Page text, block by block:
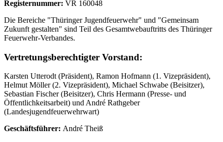
Registernummer: VR 160048
Die Bereiche "Thüringer Jugendfeuerwehr" und "Gemeinsam
Zukunft gestalten" sind Teil des Gesamtwebauftritts des Thüringer
Feuerwehr-Verbandes.
Vertretungsberechtigter Vorstand:
Karsten Utterodt (Präsident), Ramon Hofmann (1. Vizepräsident),
Helmut Möller (2. Vizepräsident), Michael Schwabe (Beisitzer),
Sebastian Fischer (Beisitzer), Chris Hermann (Presse- und
Öffentlichkeitsarbeit) und André Rathgeber
(Landesjugendfeuerwehrwart)
Geschäftsführer: André Theiß